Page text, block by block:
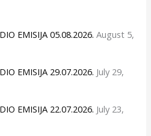
EMISIJA 05.08.2026. August 5,
EMISIJA 29.07.2026. July 29,
EMISIJA 22.07.2026. July 23,